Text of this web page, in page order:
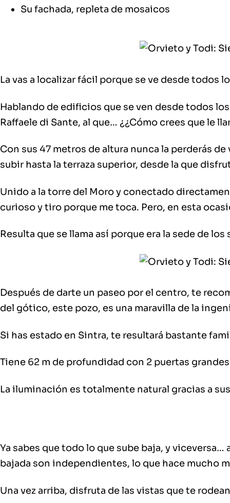
Su fachada, repleta de mosaicos
La vas a localizar fácil porque se ve desde todos
Hablando de edificios que se ven desde todos
Raffaele di Sante, al que… ¿¿Cómo crees que le
Con sus 47 metros de altura nunca la perderás de
subir hasta la terraza superior, desde la que
Unido a la torre del Moro y conectado
curioso y tiro porque me toca. Pero, en esta
Resulta que se llama así porque era la sede de
Después de darte un paseo por el centro, te
del gótico, este pozo, es una maravilla de la
Si has estado en Sintra, te resultará bastante
Tiene 62 m de profundidad con 2 puertas
La iluminación es totalmente natural gracias a
Ya sabes que todo lo que sube baja, y viceversa…
bajada son independientes, lo que hace mucho
Una vez arriba, disfruta de las vistas que te rodean